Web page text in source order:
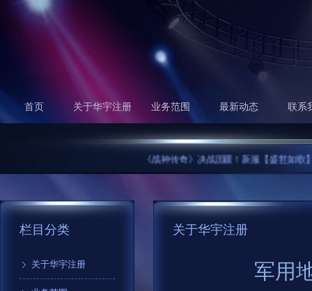
首页 关于华宇注册 业务范围 最新动态 联系
《战神传奇》决战国疆！新服【盛世如歌】29日
栏目分类
关于华宇注册
关于华宇注册
军用